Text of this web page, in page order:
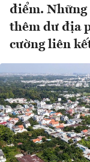
điểm. Những
thêm dư địa
cường liên